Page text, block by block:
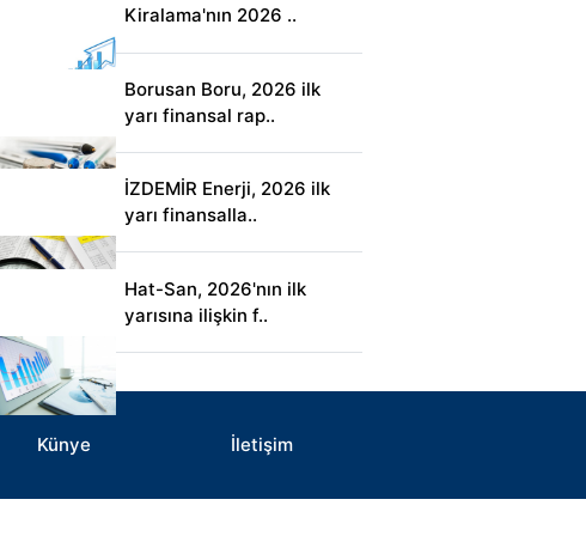
Kiralama'nın 2026 ..
Borusan Boru, 2026 ilk
yarı finansal rap..
İZDEMİR Enerji, 2026 ilk
yarı finansalla..
Hat-San, 2026'nın ilk
yarısına ilişkin f..
Künye İletişim